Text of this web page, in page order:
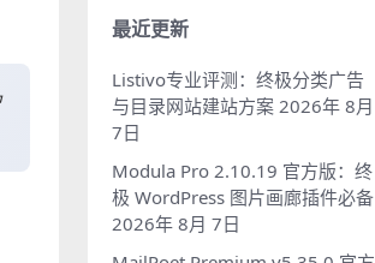
最近更新
Listivo专业评测：终极分类广告
与目录网站建站方案 2026年 8月
7日
Modula Pro 2.10.19 官方版：终
极 WordPress 图片画廊插件必备
2026年 8月 7日